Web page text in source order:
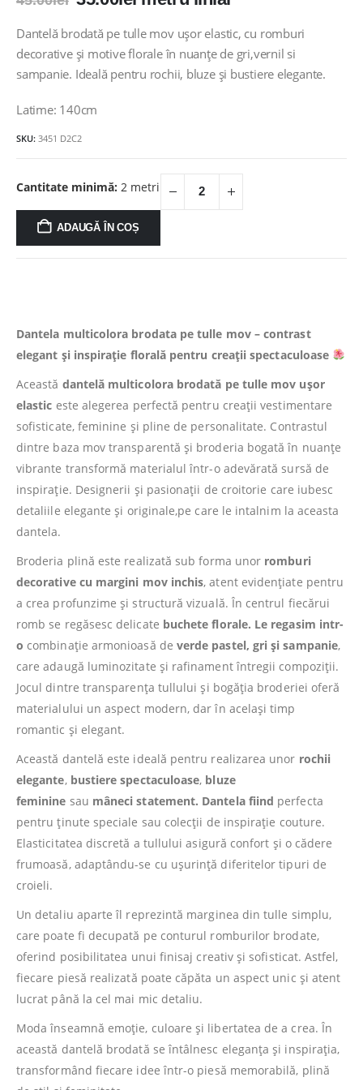
a
fost:
45.00lei.
este:
35.00lei.
Dantelă brodată pe tulle mov ușor elastic, cu romburi
decorative și motive florale în nuanțe de gri,vernil si
sampanie. Ideală pentru rochii, bluze și bustiere elegante.
Latime: 140cm
SKU: 3451 D2C2
Cantitate minimă: 2 metri
ADAUGĂ ÎN COȘ
Dantela multicolora brodata pe tulle mov – contrast
elegant și inspirație florală pentru creații spectaculoase
Această dantelă multicolora brodată pe tulle mov ușor
elastic este alegerea perfectă pentru creații vestimentare
sofisticate, feminine și pline de personalitate. Contrastul
dintre baza mov transparentă și broderia bogată în nuanțe
vibrante transformă materialul într-o adevărată sursă de
inspirație. Designerii și pasionații de croitorie care iubesc
detaliile elegante și originale,pe care le intalnim la aceasta
dantela.
Broderia plină este realizată sub forma unor romburi
decorative cu margini mov inchis, atent evidențiate pentru
a crea profunzime și structură vizuală. În centrul fiecărui
romb se regăsesc delicate buchete florale. Le regasim intr-
o combinație armonioasă de verde pastel, gri și sampanie,
care adaugă luminozitate și rafinament întregii compoziții.
Jocul dintre transparența tullului și bogăția broderiei oferă
materialului un aspect modern, dar în același timp
romantic și elegant.
Această dantelă este ideală pentru realizarea unor rochii
elegante, bustiere spectaculoase, bluze
feminine sau mâneci statement. Dantela fiind perfecta
pentru ținute speciale sau colecții de inspirație couture.
Elasticitatea discretă a tullului asigură confort și o cădere
frumoasă, adaptându-se cu ușurință diferitelor tipuri de
croieli.
Un detaliu aparte îl reprezintă marginea din tulle simplu,
care poate fi decupată pe conturul romburilor brodate,
oferind posibilitatea unui finisaj creativ și sofisticat. Astfel,
fiecare piesă realizată poate căpăta un aspect unic și atent
lucrat până la cel mai mic detaliu.
Moda înseamnă emoție, culoare și libertatea de a crea. În
această dantelă brodată se întâlnesc eleganța și inspirația,
transformând fiecare idee într-o piesă memorabilă, plină